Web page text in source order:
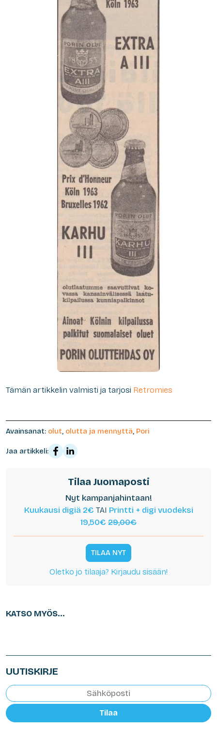
Tämän artikkelin valmisti ja tarjosi Retromies
Avainsanat: olut, olutta ja mennyttä, Pori
Jaa artikkeli:
Tilaa Juomaposti
Nyt kampanjahintaan!
Kuukausi digiä 2€ TAI Printti + digi vuodeksi
19,50€ 29,00€
TILAA NYT
Oletko jo tilaaja? Kirjaudu sisään!
KATSO MYÖS...
UUTISKIRJE
Tilaa